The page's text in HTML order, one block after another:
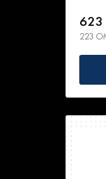
623
223